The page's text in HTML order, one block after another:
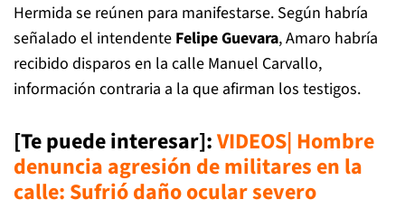
Hermida se reúnen para manifestarse. Según habría
señalado el intendente Felipe Guevara, Amaro habría
recibido disparos en la calle Manuel Carvallo,
información contraria a la que afirman los testigos.
[Te puede interesar]:VIDEOS| Hombre
denuncia agresión de militares en la
calle: Sufrió daño ocular severo